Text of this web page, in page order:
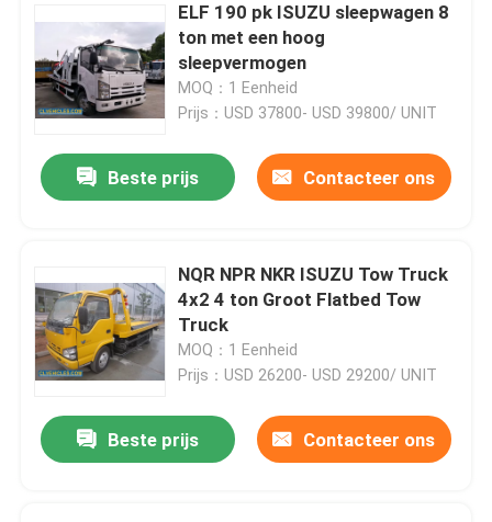
ELF 190 pk ISUZU sleepwagen 8
ton met een hoog
sleepvermogen
MOQ：1 Eenheid
Prijs：USD 37800- USD 39800/ UNIT
Beste prijs Contacteer ons
NQR NPR NKR ISUZU Tow Truck
4x2 4 ton Groot Flatbed Tow
Truck
MOQ：1 Eenheid
Prijs：USD 26200- USD 29200/ UNIT
Beste prijs Contacteer ons